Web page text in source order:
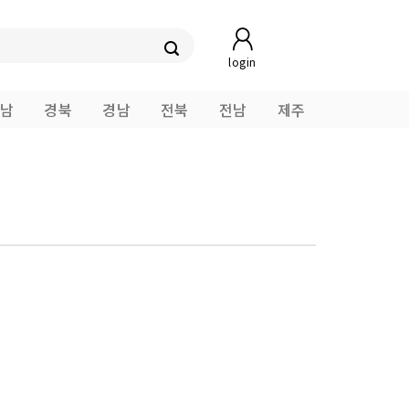
login
경북 경남 전북 전남 제주